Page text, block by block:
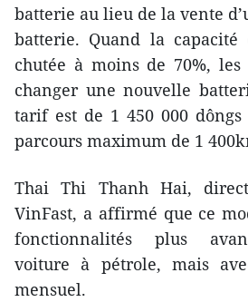
batterie au lieu de la vente
batterie. Quand la
chutée à moins de 70%,
changer une nouvelle
tarif est de 1 450 000
parcours maximum de 1
Thai Thi Thanh Hai,
VinFast, a affirmé que ce
fonctionnalités plus
voiture à pétrole, mais
mensuel.